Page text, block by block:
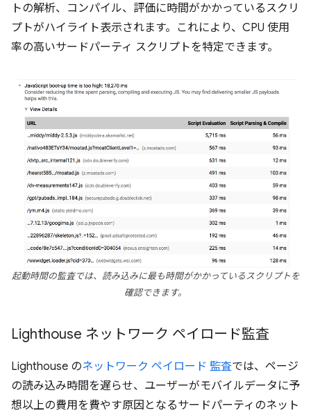
トの解析、コンパイル、評価に時間がかかっているスクリ
プトがハイライト表示されます。これにより、CPU 使用
率の高いサードパーティ スクリプトを特定できます。
起動時間の監査では、読み込みに最も時間がかかっているスクリプトを
確認できます。
Lighthouse ネットワーク ペイロード監査
Lighthouse のネットワーク ペイロード 監査では、ページ
の読み込み時間を遅らせ、ユーザーがモバイルデータに予
想以上の費用を費やす原因となるサードパーティのネット